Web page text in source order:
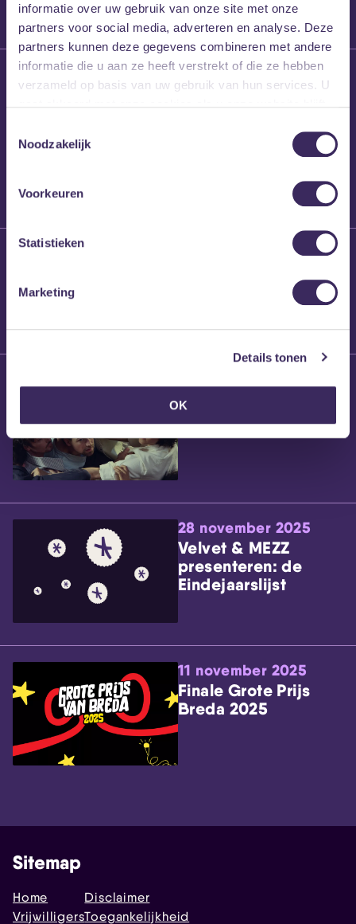
informatie over uw gebruik van onze site met onze
partners voor social media, adverteren en analyse. Deze
partners kunnen deze gegevens combineren met andere
informatie die u aan ze heeft verstrekt of die ze hebben
verzameld op basis van uw gebruik van hun services. U
Noodzakelijk
Voorkeuren
Statistieken
Marketing
Details tonen
OK
26 maart 2026
Willem’s Blog: High
Brennt Vanneste
Willem’s Blog: Ão
28 november 2025
Velvet & MEZZ
presenteren: de
Eindejaarslijst
11 november 2025
Finale Grote Prijs
Breda 2025
Sitemap
Home
Vrijwilligers
Disclaimer
Toegankelijkheid